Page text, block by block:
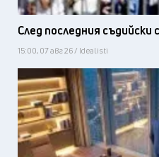
След последния съдийски
15:00, 07 авг 26 / Idealisti